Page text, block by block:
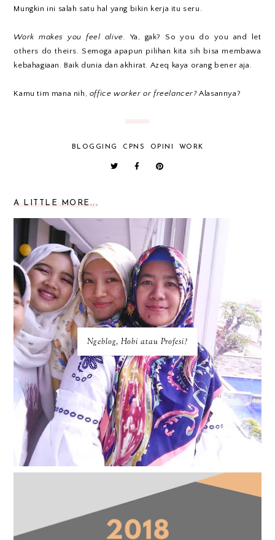
Mungkin ini salah satu hal yang bikin kerja itu seru.
Work makes you feel alive. Ya, gak? So you do you and let
others do theirs. Semoga apapun pilihan kita sih bisa membawa
kebahagiaan. Baik dunia dan akhirat. Azeq kaya orang bener aja.
Kamu tim mana nih, office worker or freelancer?Alasannya?
BLOGGING CPNS OPINI WORK
A LITTLE MORE...
Ngeblog, Hobi atau Profesi?